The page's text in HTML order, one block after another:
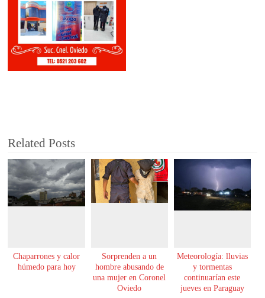
Related Posts
Chaparrones y calor
húmedo para hoy
Sorprenden a un
hombre abusando de
una mujer en Coronel
Oviedo
Meteorología: lluvias
y tormentas
continuarían este
jueves en Paraguay